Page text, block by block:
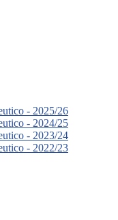
- 2025/26
- 2024/25
- 2023/24
- 2022/23